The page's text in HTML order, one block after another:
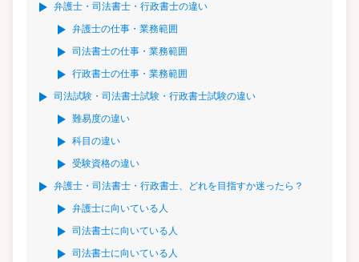
弁護士・司法書士・行政書士の違い
弁護士の仕事・業務範囲
司法書士の仕事・業務範囲
行政書士の仕事・業務範囲
司法試験・司法書士試験・行政書士試験の違い
難易度の違い
科目の違い
受験資格の違い
弁護士・司法書士・行政書士、どれを目指すか迷ったら？
弁護士に向いている人
司法書士に向いている人
司法書士に向いている人